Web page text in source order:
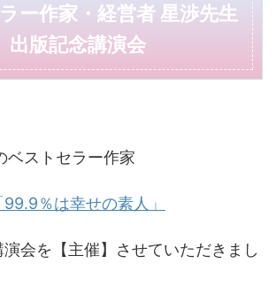
ー作家・経営者 星渉先生
出版記念講演会
ベストセラー作家
99.9％は幸せの素人」
会を【主催】させていただきまし